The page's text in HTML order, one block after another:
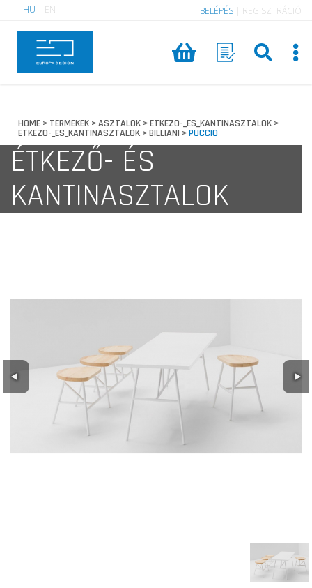
HU EN BELÉPÉS REGISZTRÁCIÓ
HOME > TERMEKEK >ASZTALOK >ETKEZO-_ES_KANTINASZTALOK >
ETKEZO-_ES_KANTINASZTALOK >BILLIANI >PUCCIO
ÉTKEZŐ- ÉS
KANTINASZTALOK